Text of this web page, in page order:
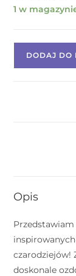
1 w
DODAJ DO
Opis
czarodziejów!
doskonale